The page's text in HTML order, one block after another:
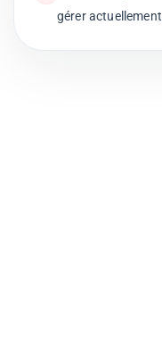
gérer actuellement